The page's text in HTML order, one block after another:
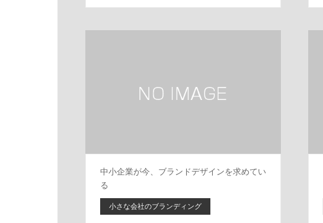
中小企業が今、ブランドデザインを求めてい
る
小さな会社のブランディング